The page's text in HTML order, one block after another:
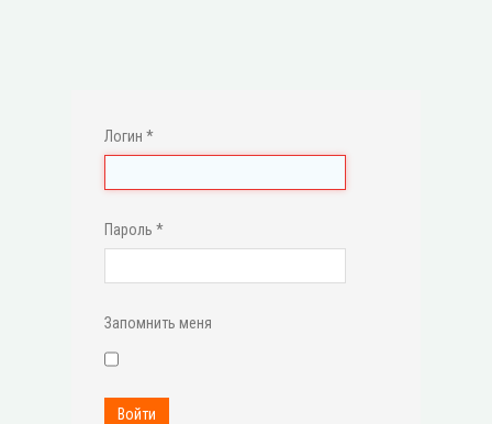
Логин *
Пароль *
Запомнить меня
Войти